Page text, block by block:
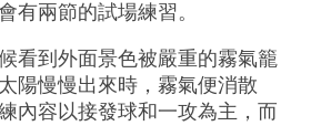
有兩節的試場練習。
看到外面景色被嚴重的霧氣籠
陽慢慢出來時，霧氣便消散
內容以接發球和一攻為主，而